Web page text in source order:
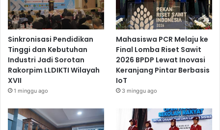
Sinkronisasi Pendidikan
Tinggi dan Kebutuhan
Industri Jadi Sorotan
Rakorpim LLDIKTI Wilayah
XVII
1 minggu ago
Mahasiswa PCR Melaju ke
Final Lomba Riset Sawit
2026 BPDP Lewat Inovasi
Keranjang Pintar Berbasis
IoT
3 minggu ago